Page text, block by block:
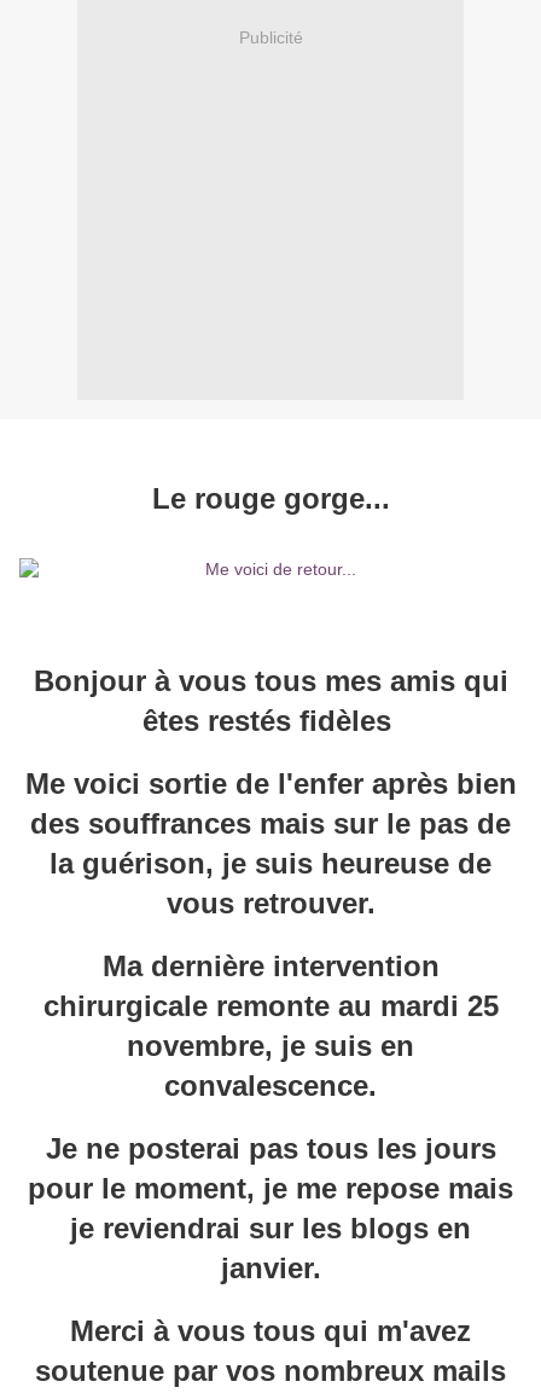
Publicité
Le rouge gorge...
Bonjour à vous tous mes amis qui
êtes restés fidèles
Me voici sortie de l'enfer après bien
des souffrances mais sur le pas de
la guérison, je suis heureuse de
vous retrouver.
Ma dernière intervention
chirurgicale remonte au mardi 25
novembre, je suis en
convalescence.
Je ne posterai pas tous les jours
pour le moment, je me repose mais
je reviendrai sur les blogs en
janvier.
Merci à vous tous qui m'avez
soutenue par vos nombreux mails